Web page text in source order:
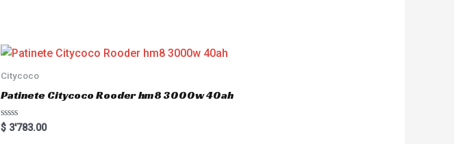
Citycoco
Patinete Citycoco Rooder hm8 3000w 40ah
R
a
$ 3'783.00